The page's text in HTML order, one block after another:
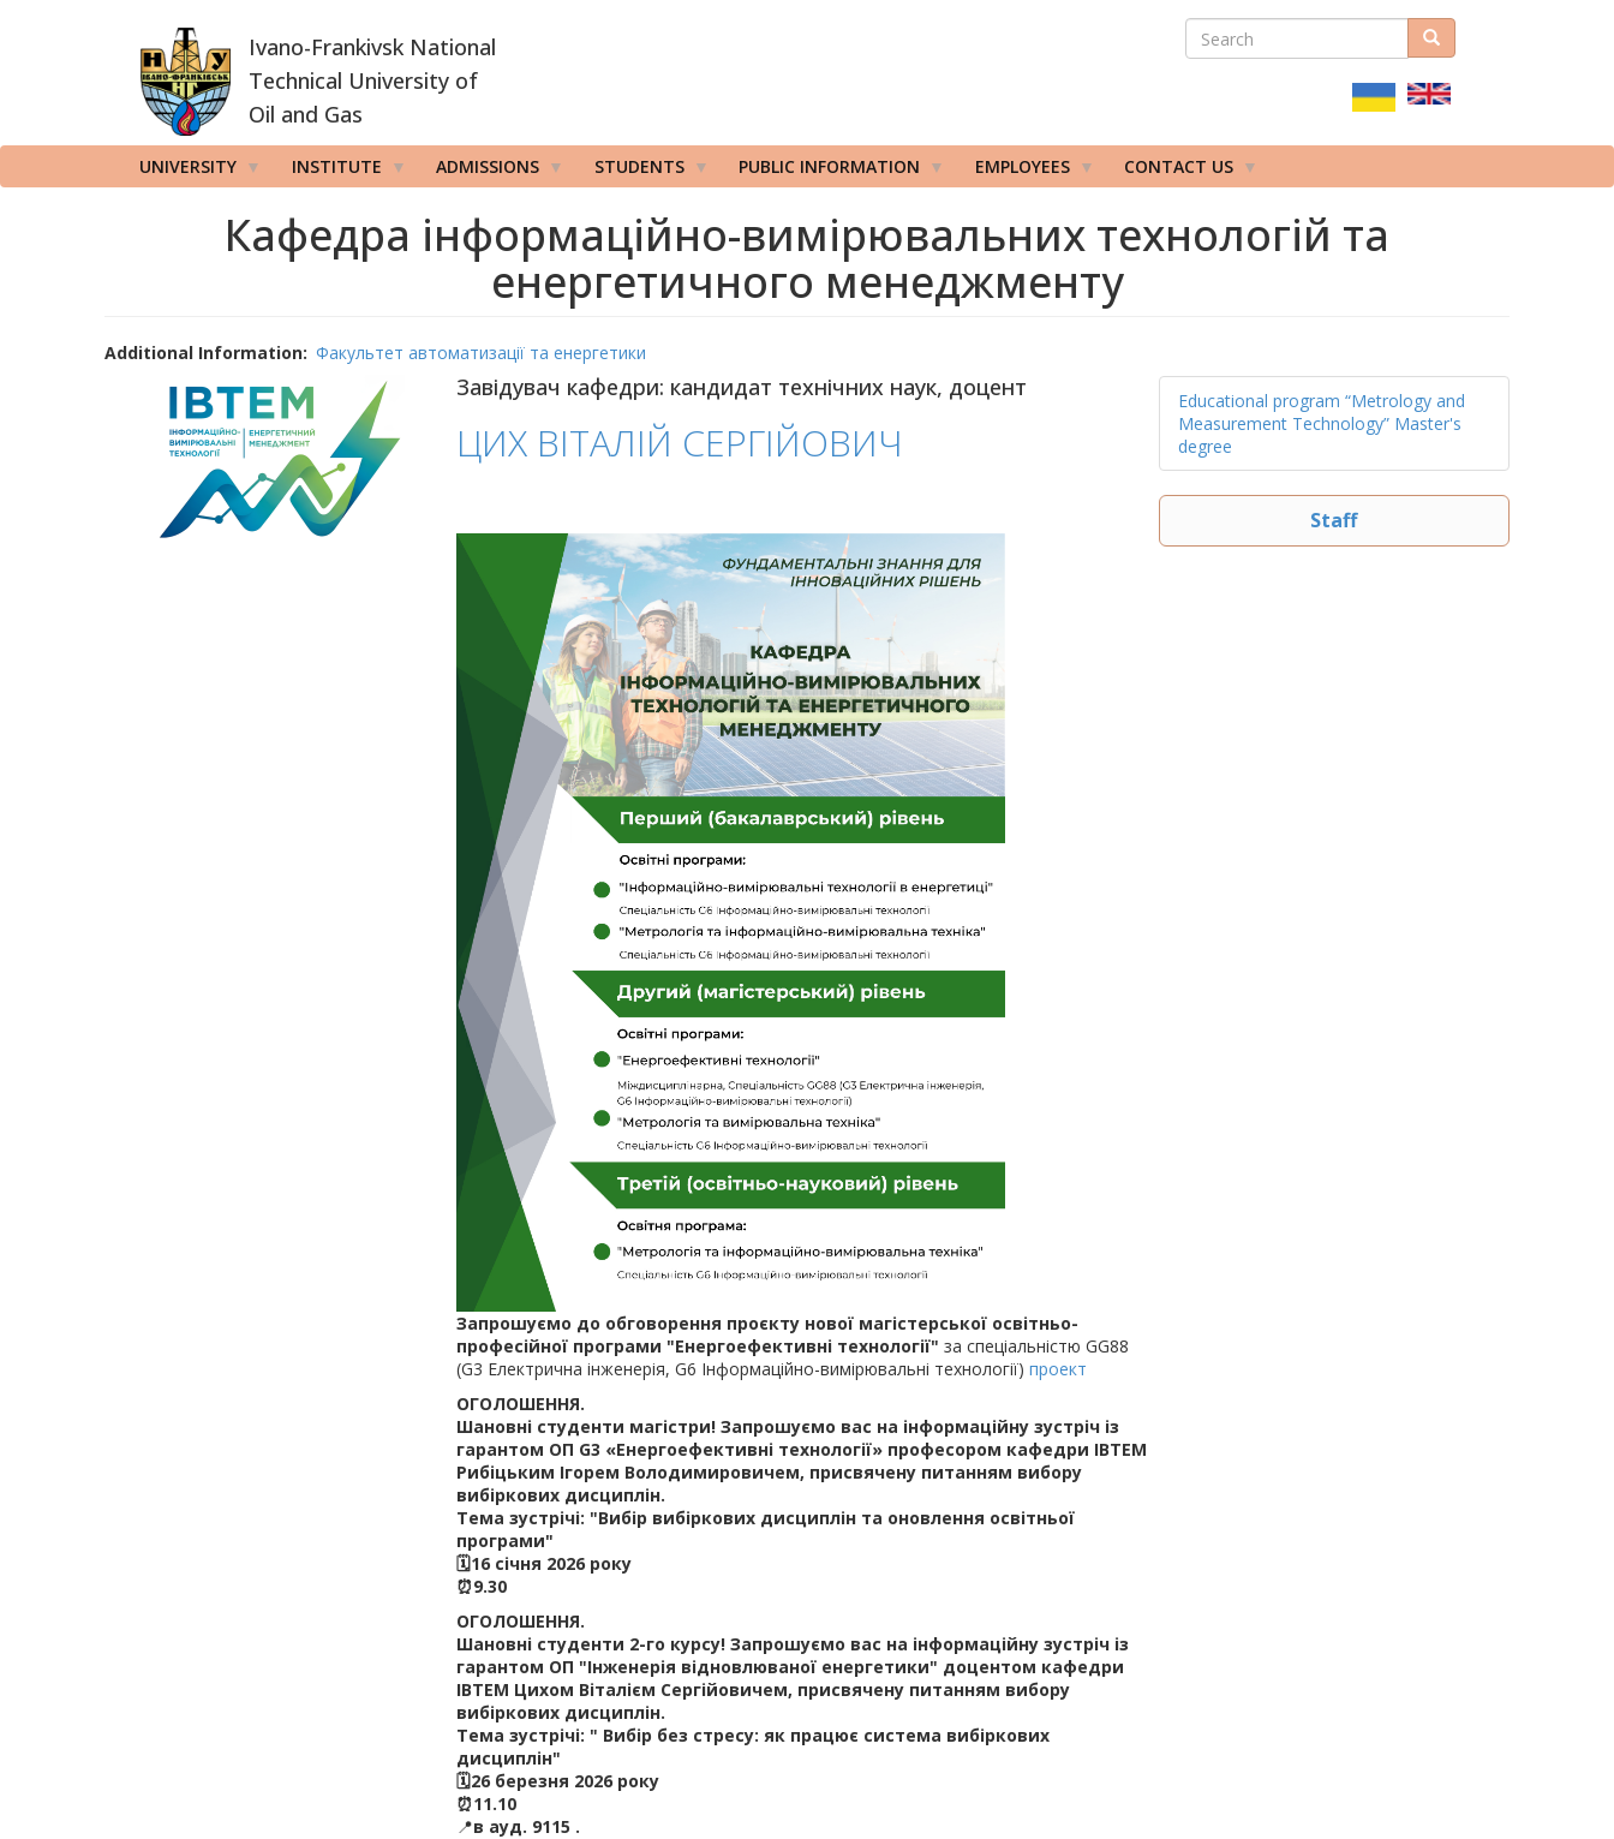
Ivano-Frankivsk National
Technical University of
Oil and Gas
ПОШУКОВА
SEARCH Search
UNIVERSITY INSTITUTE ADMISSIONS STUDENTS PUBLIC INFORMATION EMPLOYEES CONTACT US
Кафедра інформаційно-вимірювальних технологій та
енергетичного менеджменту
Additional Information Факультет автоматизації та енергетики
Завідувач кафедри: кандидат технічних наук, доцент
ЦИХ ВІТАЛІЙ СЕРГІЙОВИЧ
Запрошуємо до обговорення проєкту нової магістерської освітньо-
професійної програми "Енергоефективні технології" за спеціальністю GG88
(G3 Електрична інженерія, G6 Інформаційно-вимірювальні технології) проект
ОГОЛОШЕННЯ.
Шановні студенти магістри! Запрошуємо вас на інформаційну зустріч із
гарантом ОП G3 «Енергоефективні технології» професором кафедри ІВТЕМ
Рибіцьким Ігорем Володимировичем, присвячену питанням вибору
вибіркових дисциплін.
Тема зустрічі: "Вибір вибіркових дисциплін та оновлення освітньої
програми"
🗓16 січня 2026 року
⏰9.30
ОГОЛОШЕННЯ.
Шановні студенти 2-го курсу! Запрошуємо вас на інформаційну зустріч із
гарантом ОП "Інженерія відновлюваної енергетики" доцентом кафедри
ІВТЕМ Цихом Віталієм Сергійовичем, присвячену питанням вибору
вибіркових дисциплін.
Тема зустрічі: " Вибір без стресу: як працює система вибіркових
дисциплін"
🗓26 березня 2026 року
⏰11.10
📍в ауд. 9115 .
Educational program “Metrology and
Measurement Technology” Master's
degree
Staff